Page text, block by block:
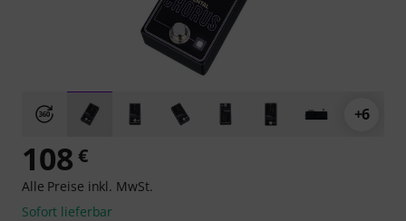
+6
108 €
Alle Preise inkl. MwSt.
Sofort lieferbar